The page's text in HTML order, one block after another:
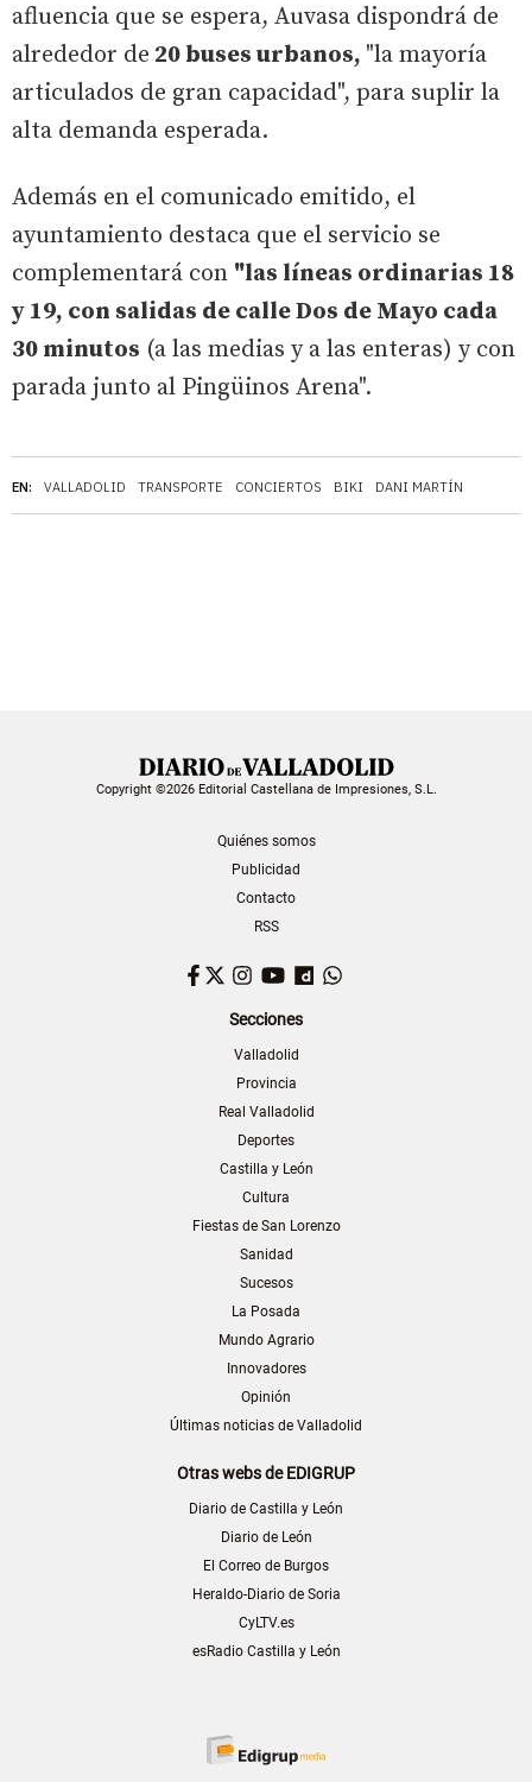
EN: VALLADOLID TRANSPORTE CONCIERTOS BIKI DANI MARTÍN
afluencia que se espera, Auvasa dispondrá de
alrededor de 20 buses urbanos, "la mayoría
articulados de gran capacidad", para suplir la
alta demanda esperada.
Además en el comunicado emitido, el
ayuntamiento destaca que el servicio se
complementará con "las líneas ordinarias 18
y 19, con salidas de calle Dos de Mayo cada
30 minutos (a las medias y a las enteras) y con
parada junto al Pingüinos Arena".
Copyright ©2026 Editorial Castellana de Impresiones, S.L.
Quiénes somos
Publicidad
Contacto
RSS
Facebook
TwitterInstagram
YouTubeDailymotion
Secciones
Valladolid
Provincia
Real Valladolid
Deportes
Castilla y León
Cultura
Fiestas de San Lorenzo
Sanidad
Sucesos
La Posada
Mundo Agrario
Innovadores
Opinión
Últimas noticias de Valladolid
Otras webs de EDIGRUP
Diario de Castilla y León
Diario de León
El Correo de Burgos
Heraldo-Diario de Soria
CyLTV.es
esRadio Castilla y León